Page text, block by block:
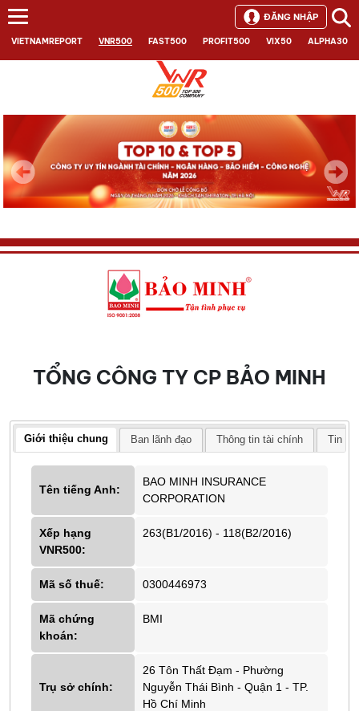
VIETNAMREPORT VNR500 FAST500 PROFIT500 VIX50 ALPHA30
ĐĂNG NHẬP
Next
TỔNG CÔNG TY CP BẢO MINH
Giới thiệu chung Ban lãnh đạo Thông tin tài chính Tin
Tên tiếng Anh:
BAO MINH INSURANCE
CORPORATION
Xếp hạng
VNR500:
263(B1/2016) - 118(B2/2016)
Mã số thuế: 0300446973
Mã chứng
khoán:
BMI
Trụ sở chính:
26 Tôn Thất Đạm - Phường
Nguyễn Thái Bình - Quận 1 - TP.
Hồ Chí Minh